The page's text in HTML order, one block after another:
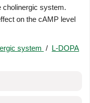
cholinergic system.
on the cAMP level
system / L-DOPA